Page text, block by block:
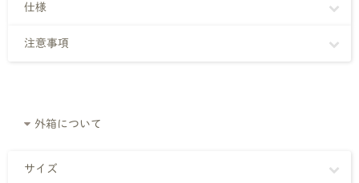
仕様
注意事項
外箱について
サイズ